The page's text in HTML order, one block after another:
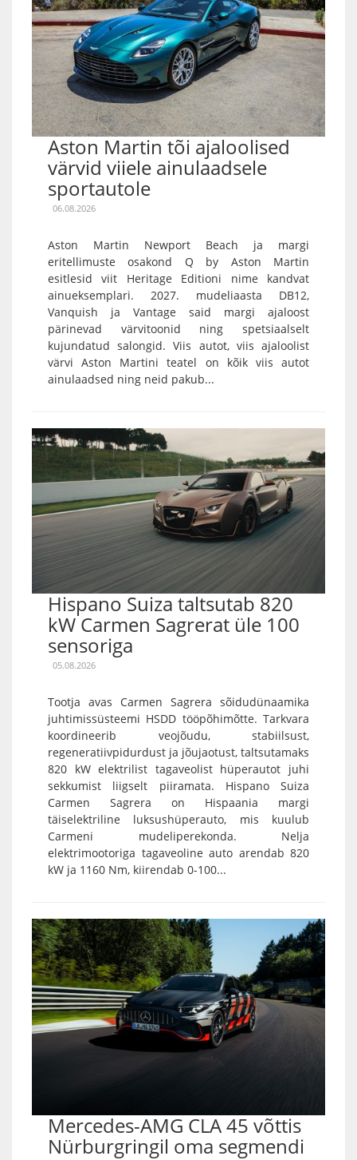
Aston Martin tõi ajaloolised
värvid viiele ainulaadsele
sportautole
06.08.2026
Aston Martin Newport Beach ja margi
eritellimuste osakond Q by Aston Martin
esitlesid viit Heritage Editioni nime kandvat
ainueksemplari. 2027. mudeliaasta DB12,
Vanquish ja Vantage said margi ajaloost
pärinevad värvitoonid ning spetsiaalselt
kujundatud salongid. Viis autot, viis ajaloolist
värvi Aston Martini teatel on kõik viis autot
ainulaadsed ning neid pakub...
Hispano Suiza taltsutab 820
kW Carmen Sagrerat üle 100
sensoriga
05.08.2026
Tootja avas Carmen Sagrera sõidudünaamika
juhtimissüsteemi HSDD tööpõhimõtte. Tarkvara
koordineerib veojõudu, stabiilsust,
regeneratiivpidurdust ja jõujaotust, taltsutamaks
820 kW elektrilist tagaveolist hüperautot juhi
sekkumist liigselt piiramata. Hispano Suiza
Carmen Sagrera on Hispaania margi
täiselektriline luksushüperauto, mis kuulub
Carmeni mudeliperekonda. Nelja
elektrimootoriga tagaveoline auto arendab 820
kW ja 1160 Nm, kiirendab 0-100...
Mercedes-AMG CLA 45 võttis
Nürburgringil oma segmendi